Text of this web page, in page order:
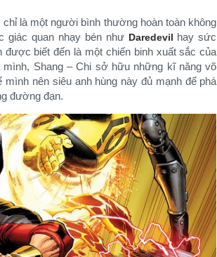
là một người bình thường hoàn toàn không
giác quan nhạy bén như Daredevil hay sức
được biết đến là một chiến binh xuất sắc của
Shang – Chi sở hữu những kĩ năng võ
nên siêu anh hùng này đủ mạnh để phá
đường đạn.​